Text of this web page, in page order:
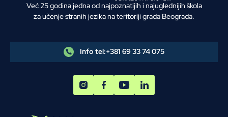
Već 25 godina jedna od najpoznatijih i najuglednijih škola
za učenje stranih jezika na teritoriji grada Beograda.
Info tel:+381 69 33 74 075